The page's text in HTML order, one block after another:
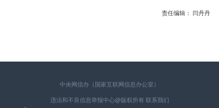
责任编辑： 闫丹丹
中央网信办（国家互联网信息办公室）
违法和不良信息举报中心@版权所有 联系我们